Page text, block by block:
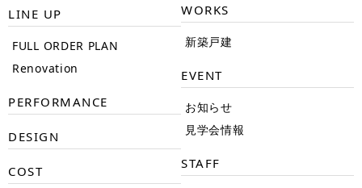
LINE UP
FULL ORDER PLAN
Renovation
PERFORMANCE
DESIGN
COST
WORKS
新築戸建
EVENT
お知らせ
見学会情報
STAFF